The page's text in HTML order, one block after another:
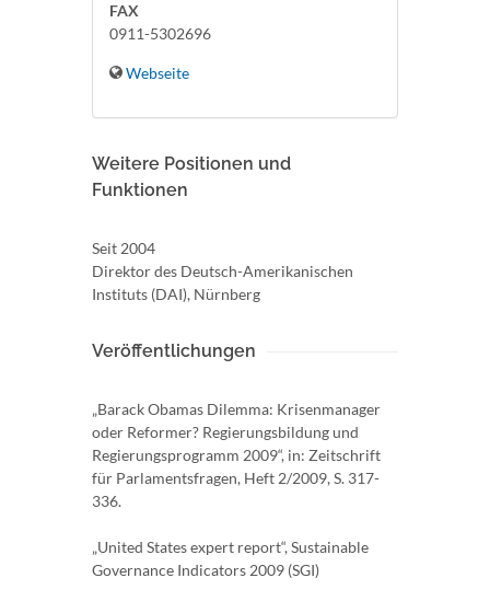
FAX
0911-5302696
Webseite
Weitere Positionen und
Funktionen
Seit 2004
Direktor des Deutsch-Amerikanischen
Instituts (DAI), Nürnberg
Veröffentlichungen
„Barack Obamas Dilemma: Krisenmanager
oder Reformer? Regierungsbildung und
Regierungsprogramm 2009“, in: Zeitschrift
für Parlamentsfragen, Heft 2/2009, S. 317-
336.
„United States expert report“, Sustainable
Governance Indicators 2009 (SGI)